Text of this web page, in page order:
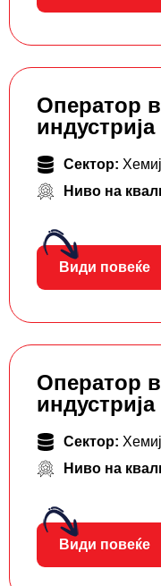
Оператор
индустрија
Сектор:
Ниво на
Види повеќе
Оператор
индустрија
Сектор:
Ниво на
Види повеќе